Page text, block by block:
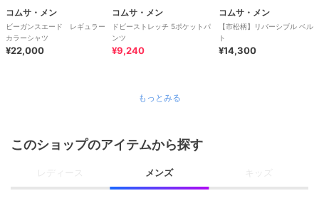
コムサ・メン
ビーガンスエード レギュラー
カラーシャツ
¥22,000
コムサ・メン
ドビーストレッチ 5ポケットパ
ンツ
¥9,240
コムサ・メン
【市松柄】リバーシブル ベル
ト
¥14,300
もっとみる
このショップのアイテムから探す
レディース メンズ キッズ